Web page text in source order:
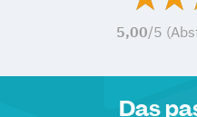
5,00/5
Das